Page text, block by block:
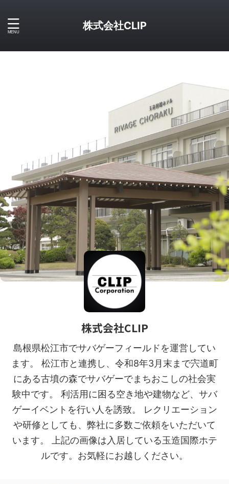
株式会社CLIP
株式会社CLIP
島根県松江市でサバゲーフィールドを運営してい
ます。 松江市と連携し、令和8年3月末まで宍道町
にある古墳の森でサバゲーでまちおこしの社会実
験中です。 利活用に困る空き地や建物など、サバ
ゲーイベントを行い人を誘致。 レクリエーション
や研修としても、弊社に多数ご依頼をいただいて
います。 上記の画像は入居している玉造国際ホテ
ルです。お気軽にお越しください。